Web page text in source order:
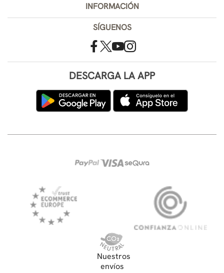
INFORMACIÓN
SÍGUENOS
DESCARGA LA APP
Nuestros
envíos